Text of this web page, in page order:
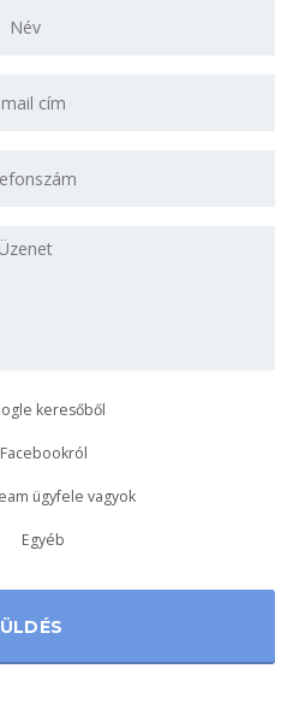
keresőből
Facebookról
ügyfele vagyok
Egyéb